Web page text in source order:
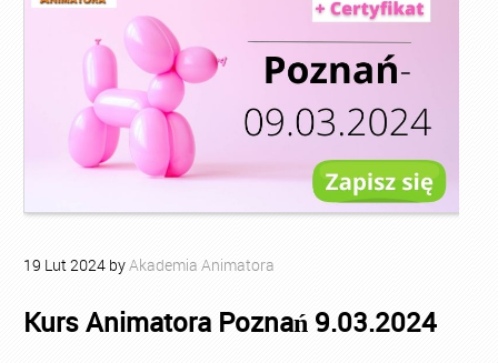
19 Lut 2024 by Akademia Animatora
Kurs Animatora Poznań 9.03.2024